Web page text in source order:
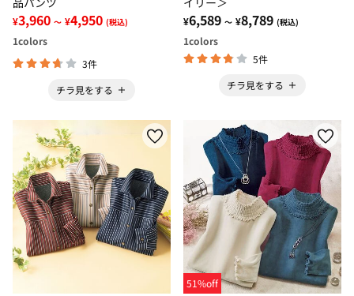
¥3,960 ～ ¥4,950 (税込)
1colors
3件
チラ見をする
¥6,589 ～ ¥8,789 (税込)
1colors
5件
チラ見をする
51%off